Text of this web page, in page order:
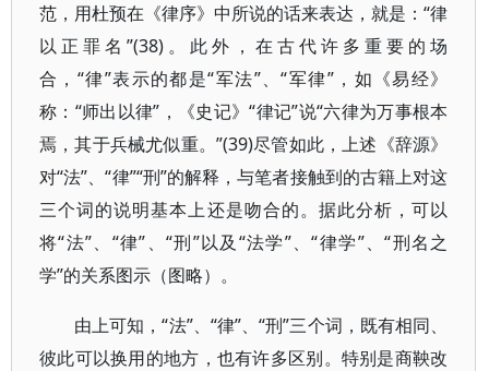
范，用杜预在《律序》中所说的话来表达，就是：“律
以正罪名”(38)。此外，在古代许多重要的场
合，“律”表示的都是“军法”、“军律”，如《易经》
称：“师出以律”，《史记》“律记”说“六律为万事根本
焉，其于兵械尤似重。”(39)尽管如此，上述《辞源》
对“法”、“律”“刑”的解释，与笔者接触到的古籍上对这
三个词的说明基本上还是吻合的。据此分析，可以
将“法”、“律”、“刑”以及“法学”、“律学”、“刑名之
学”的关系图示（图略）。
由上可知，“法”、“律”、“刑”三个词，既有相同、
彼此可以换用的地方，也有许多区别。特别是商鞅改